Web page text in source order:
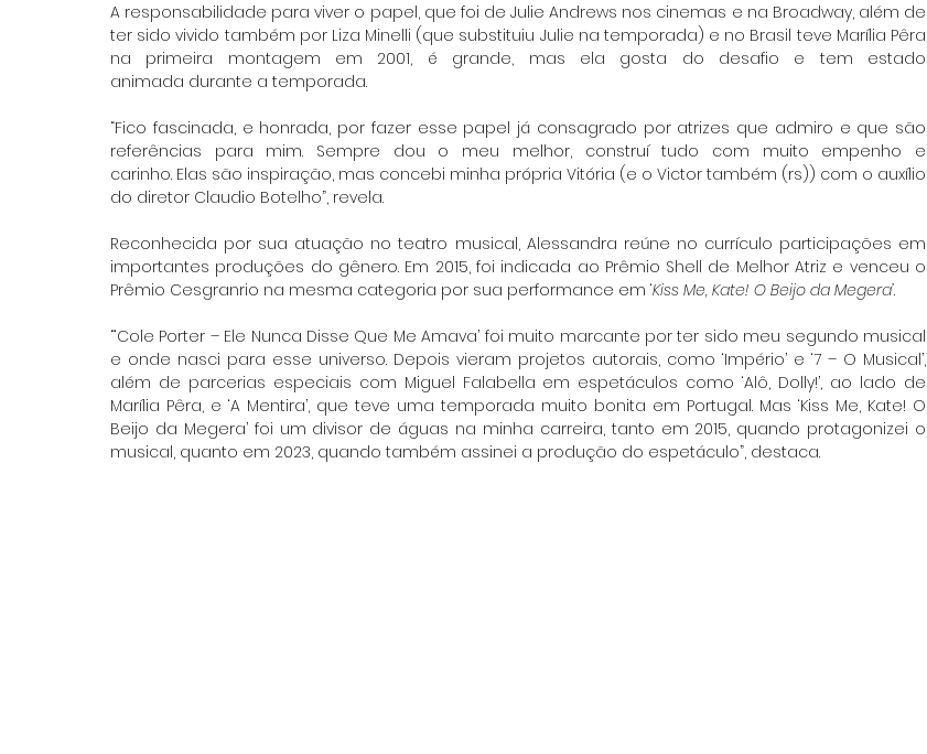
A responsabilidade para viver o papel, que foi de Julie Andrews nos cinemas e na Broadway, além de
ter sido vivido também por Liza Minelli (que substituiu Julie na temporada) e no Brasil teve Marília Pêra
na primeira montagem em 2001, é grande, mas ela gosta do desafio e tem estado
animada durante a temporada.
“Fico fascinada, e honrada, por fazer esse papel já consagrado por atrizes que admiro e que são
referências para mim. Sempre dou o meu melhor, construí tudo com muito empenho e
carinho. Elas são inspiração, mas concebi minha própria Vitória (e o Victor também (rs)) com o auxílio
do diretor Claudio Botelho”, revela.
Reconhecida por sua atuação no teatro musical, Alessandra reúne no currículo participações em
importantes produções do gênero. Em 2015, foi indicada ao Prêmio Shell de Melhor Atriz e venceu o
Prêmio Cesgranrio na mesma categoria por sua performance em ‘Kiss Me, Kate! O Beijo da Megera’.
“‘Cole Porter – Ele Nunca Disse Que Me Amava’ foi muito marcante por ter sido meu segundo musical
e onde nasci para esse universo. Depois vieram projetos autorais, como ‘Império’ e ‘7 – O Musical’,
além de parcerias especiais com Miguel Falabella em espetáculos como ‘Alô, Dolly!’, ao lado de
Marília Pêra, e ‘A Mentira’, que teve uma temporada muito bonita em Portugal. Mas ‘Kiss Me, Kate! O
Beijo da Megera’ foi um divisor de águas na minha carreira, tanto em 2015, quando protagonizei o
musical, quanto em 2023, quando também assinei a produção do espetáculo”, destaca.